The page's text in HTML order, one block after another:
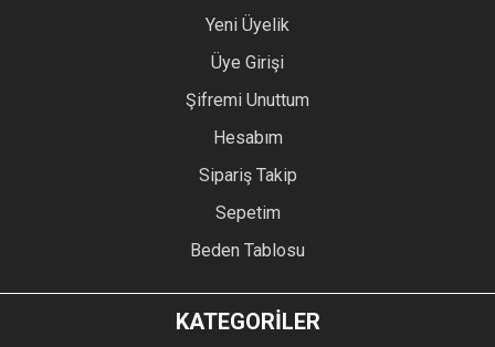
Yeni Üyelik
Üye Girişi
Şifremi Unuttum
Hesabım
Sipariş Takip
Sepetim
Beden Tablosu
KATEGORİLER